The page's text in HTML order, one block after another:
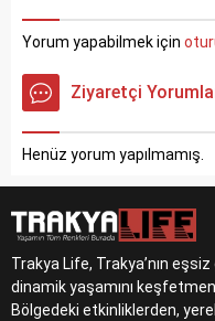
Yorum yapabilmek için
Ziyaretçi
Henüz yorum yapılmamış.
Trakya Life, Trakya’nın
dinamik yaşamını
Bölgedeki etkinliklerden,